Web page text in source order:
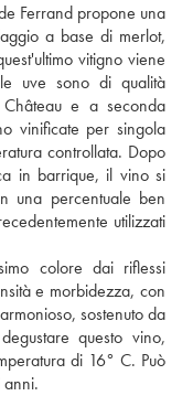
Ferrand propone una
a base di merlot,
vitigno viene
uve sono di qualità
e a seconda
vinificate per singola
controllata. Dopo
in barrique, il vino si
una percentuale ben
utilizzati
colore dai riflessi
e morbidezza, con
sostenuto da
questo vino,
di 16° C. Può